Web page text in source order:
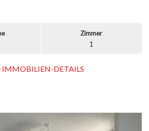
Zimmer
1
IMMOBILIEN-DETAILS